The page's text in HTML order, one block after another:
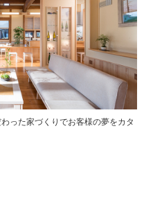
った家づくりでお客様の夢をカタ